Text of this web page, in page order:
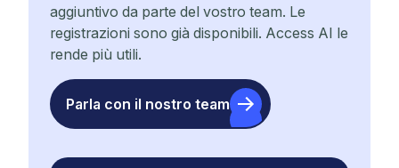
aggiuntivo da parte del vostro team. Le
registrazioni sono già disponibili. Access AI le
rende più utili.
Parla con il nostro team